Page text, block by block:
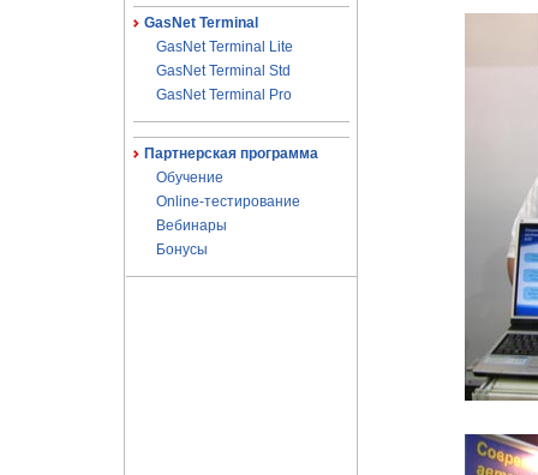
GasNet Terminal
GasNet Terminal Lite
GasNet Terminal Std
GasNet Terminal Pro
Партнерская программа
Обучение
Online-тестирование
Вебинары
Бонусы